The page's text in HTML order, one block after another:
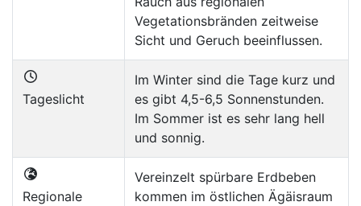
Vegetationsbränden zeitweise
Sicht und Geruch beeinflussen.
Tageslicht
Im Winter sind die Tage kurz und
es gibt 4,5-6,5 Sonnenstunden.
Im Sommer ist es sehr lang hell
und sonnig.
Regionale
Vereinzelt spürbare Erdbeben
kommen im östlichen Ägäisraum